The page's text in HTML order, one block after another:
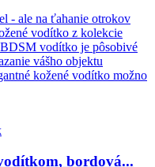
- ale na ťahanie otrokov
vodítko z kolekcie
vodítko je pôsobivé
vášho objektu
kožené vodítko možno
bordová...